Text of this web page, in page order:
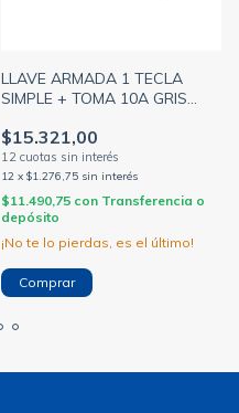
LLAVE ARMADA 1 TECLA
SIMPLE + TOMA 10A GRIS
DISTANCIADOR GRIS
(CAMBRE)
$15.321,00
12 x $1.276,75 sin interés
$11.490,75 con Transferencia o
depósito
¡No te lo pierdas, es el último!